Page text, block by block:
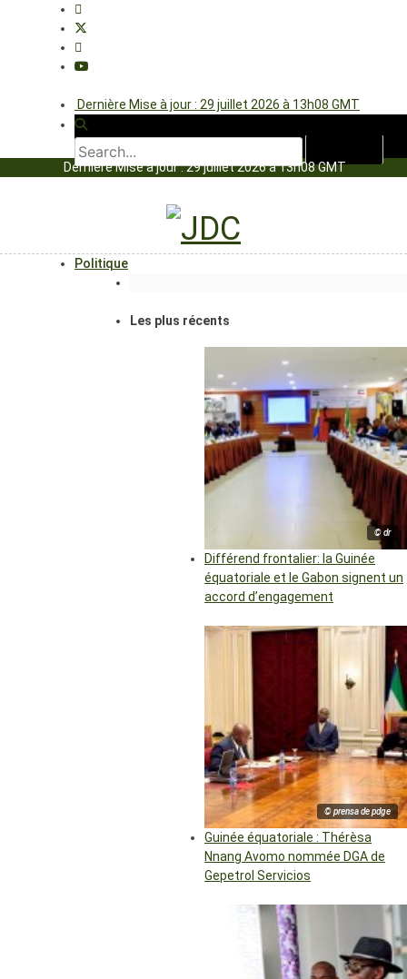
Dernière Mise à jour : 29 juillet 2026 à 13h08 GMT
Dernière Mise à jour : 29 juillet 2026 à 13h08 GMT
Politique
Les plus récents
© dr
Différend frontalier: la Guinée
équatoriale et le Gabon signent un
accord d’engagement
© prensa de pdge
Guinée équatoriale : Thérèsa
Nnang Avomo nommée DGA de
Gepetrol Servicios